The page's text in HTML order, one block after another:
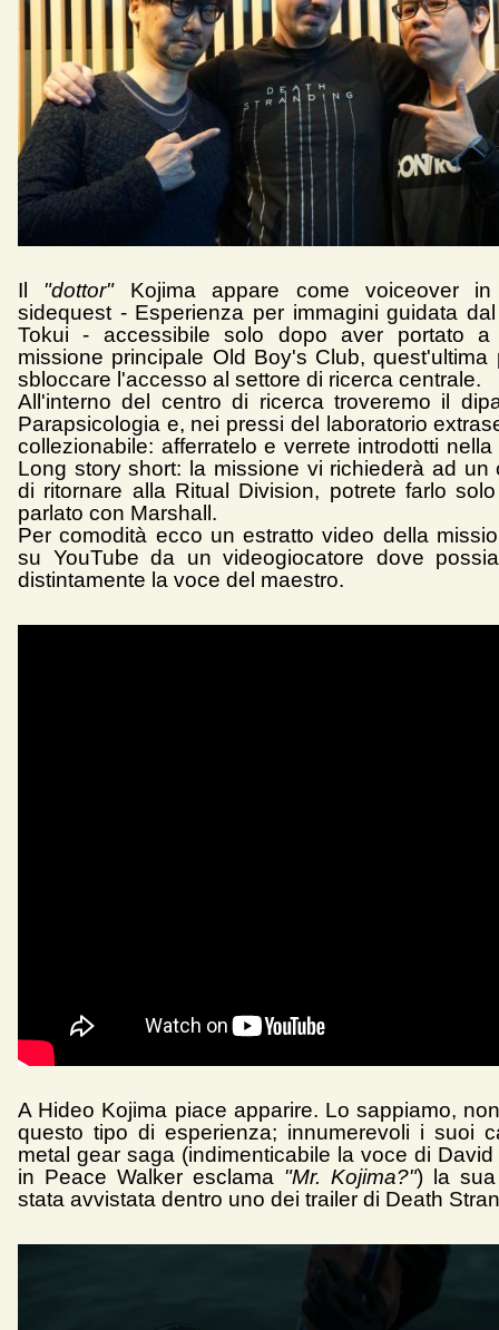
Il "dottor"Kojima appare come voiceover
sidequest - Esperienza per immagini guidata
Tokui - accessibile solo dopo aver portato a
missione principale Old Boy's Club, quest'ultima
sbloccare l'accesso al settore di ricerca centrale.
All'interno del centro di ricerca troveremo il
Parapsicologia e, nei pressi del laboratorio
collezionabile: afferratelo e verrete introdotti
Long story short: la missione vi richiederà ad un
di ritornare alla Ritual Division, potrete farlo
parlato con Marshall.
Per comodità ecco un estratto video della
su YouTube da un videogiocatore dove
distintamente la voce del maestro.
A Hideo Kojima piace apparire. Lo sappiamo,
questo tipo di esperienza; innumerevoli i suoi
metal gear saga (indimenticabile la voce di
in Peace Walker esclama "Mr. Kojima?") la
stata avvistata dentro uno dei trailer di Death